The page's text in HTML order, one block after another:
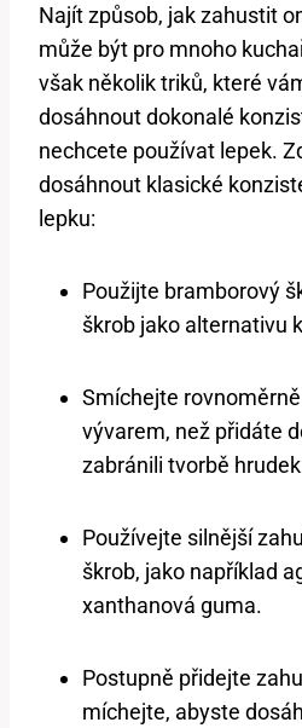
Najít způsob, jak zahustit
může být pro mnoho
však několik triků, které
dosáhnout dokonalé
nechcete používat lepek.
dosáhnout klasické
lepku:
Použijte bramborový
škrob jako alternativu
Smíchejte
vývarem, než přidáte
zabránili tvorbě
Používejte silnější
škrob, jako například
xanthanová guma.
Postupně přidejte
míchejte, abyste